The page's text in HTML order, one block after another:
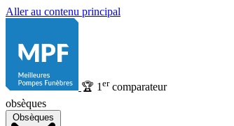
Aller au contenu principal
🏆 1 ercomparateur
obsèques
Obsèques